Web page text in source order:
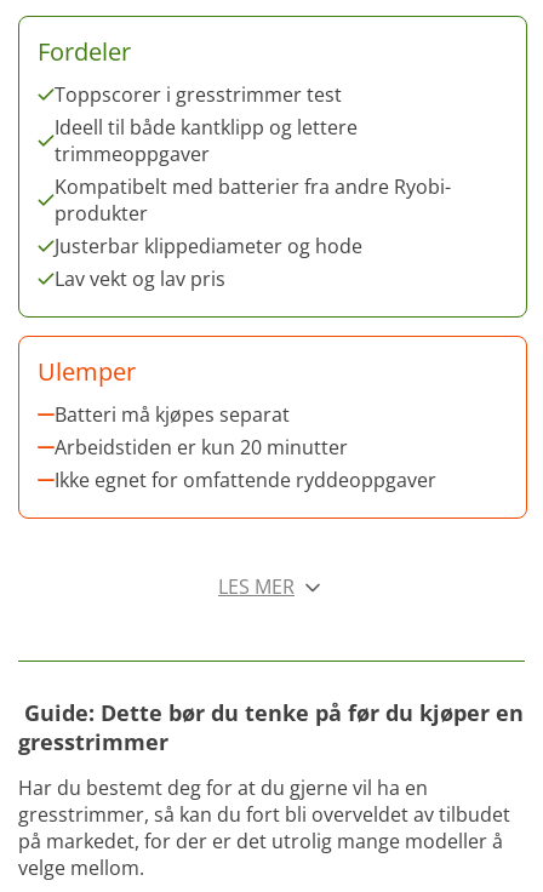
Fordeler
Toppscorer i gresstrimmer test
Ideell til både kantklipp og lettere
trimmeoppgaver
Kompatibelt med batterier fra andre Ryobi-
produkter
Justerbar klippediameter og hode
Lav vekt og lav pris
Ulemper
Batteri må kjøpes separat
Arbeidstiden er kun 20 minutter
Ikke egnet for omfattende ryddeoppgaver
LES MER
Guide: Dette bør du tenke på før du kjøper en
gresstrimmer
Har du bestemt deg for at du gjerne vil ha en
gresstrimmer, så kan du fort bli overveldet av tilbudet
på markedet, for der er det utrolig mange modeller å
velge mellom.